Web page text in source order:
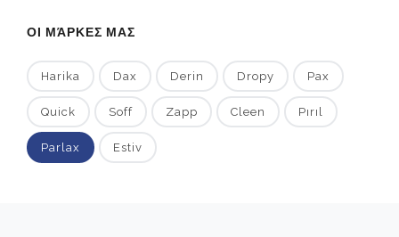
ΟΙ ΜΆΡΚΕΣ ΜΑΣ
Harika Dax Derin Dropy Pax
Quick Soff Zapp Cleen Pırıl
Parlax Estiv